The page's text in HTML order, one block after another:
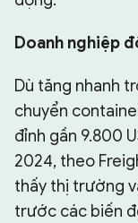
Doanh nghiệp
Dù tăng nhanh
chuyển
đỉnh gần 9.800
2024, theo
thấy thị trường
trước các biến